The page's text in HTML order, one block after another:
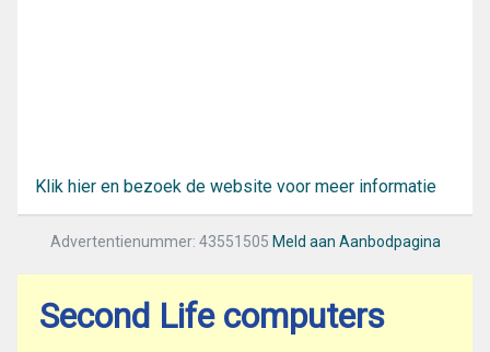
Klik hier en bezoek de website voor meer informatie
Advertentienummer: 43551505 Meld aan Aanbodpagina
Second Life computers